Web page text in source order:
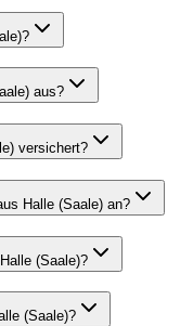
aus?
versichert?
Halle (Saale) an?
(Saale)?
(Saale)?